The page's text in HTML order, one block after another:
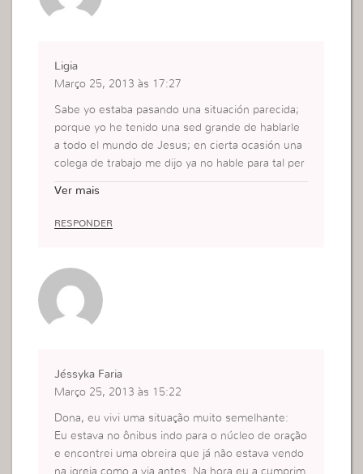
Ligia
Março 25, 2013 às 17:27
Sabe yo estaba pasando una situación parecida;
porque yo he tenido una sed grande de hablarle
a todo el mundo de Jesus; en cierta ocasión una
colega de trabajo me dijo ya no hable para tal per
hasta los pies de Jesus el diablo es insistente; pe
rseverante para llevar una alma al infierno; yo no
puedo desistir de ella y de nadie se que si dejo q
ue Dios me guie haré realmente lo que El desea
Ver mais
RESPONDER
Jéssyka Faria
Março 25, 2013 às 15:22
Dona, eu vivi uma situação muito semelhante:
Eu estava no ônibus indo para o núcleo de oração
e encontrei uma obreira que já não estava vendo
na igreja como a via antes. Na hora eu a cumprim